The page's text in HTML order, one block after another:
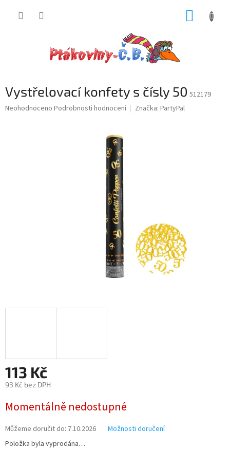
Vystřelovací konfety s čísly 50 512179
Průměrné
Neohodnoceno Podrobnosti hodnocení Značka: PartyPal
113 Kč
93 Kč bez DPH
cena:
Momentálně nedostupné
Můžeme doručit do: 7.10.2026
Možnosti doručení
Položka byla vyprodána…